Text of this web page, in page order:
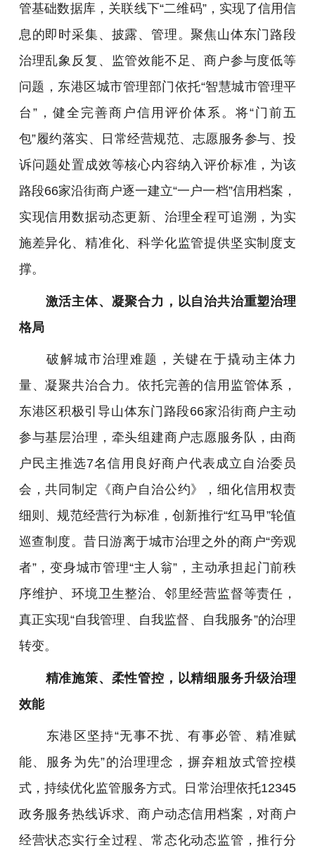
管基础数据库，关联线下“二维码”，实现了信用信
息的即时采集、披露、管理。聚焦山体东门路段
治理乱象反复、监管效能不足、商户参与度低等
问题，东港区城市管理部门依托“智慧城市管理平
台”，健全完善商户信用评价体系。将“门前五
包”履约落实、日常经营规范、志愿服务参与、投
诉问题处置成效等核心内容纳入评价标准，为该
路段66家沿街商户逐一建立“一户一档”信用档案，
实现信用数据动态更新、治理全程可追溯，为实
施差异化、精准化、科学化监管提供坚实制度支
撑。
激活主体、凝聚合力，以自治共治重塑治理
格局
破解城市治理难题，关键在于撬动主体力
量、凝聚共治合力。依托完善的信用监管体系，
东港区积极引导山体东门路段66家沿街商户主动
参与基层治理，牵头组建商户志愿服务队，由商
户民主推选7名信用良好商户代表成立自治委员
会，共同制定《商户自治公约》，细化信用权责
细则、规范经营行为标准，创新推行“红马甲”轮值
巡查制度。昔日游离于城市治理之外的商户“旁观
者”，变身城市管理“主人翁”，主动承担起门前秩
序维护、环境卫生整治、邻里经营监督等责任，
真正实现“自我管理、自我监督、自我服务”的治理
转变。
精准施策、柔性管控，以精细服务升级治理
效能
东港区坚持“无事不扰、有事必管、精准赋
能、服务为先”的治理理念，摒弃粗放式管控模
式，持续优化监管服务方式。日常治理依托12345
政务服务热线诉求、商户动态信用档案，对商户
经营状态实行全过程、常态化动态监管，推行分